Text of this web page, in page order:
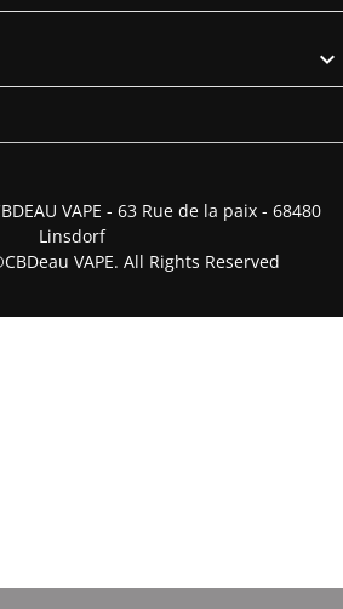

VAPE - 63 Rue de la paix - 68480
Linsdorf
VAPE. All Rights Reserved